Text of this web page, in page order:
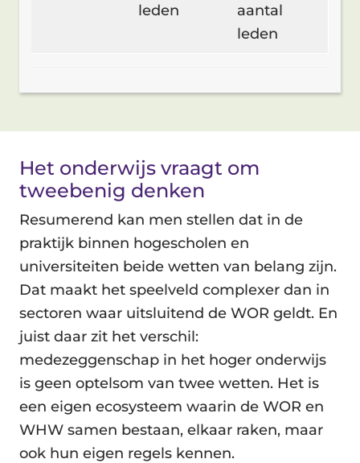
leden
aantal
leden
Het onderwijs vraagt om
tweebenig denken
Resumerend kan men stellen dat in de
praktijk binnen hogescholen en
universiteiten beide wetten van belang zijn.
Dat maakt het speelveld complexer dan in
sectoren waar uitsluitend de WOR geldt. En
juist daar zit het verschil:
medezeggenschap in het hoger onderwijs
is geen optelsom van twee wetten. Het is
een eigen ecosysteem waarin de WOR en
WHW samen bestaan, elkaar raken, maar
ook hun eigen regels kennen.